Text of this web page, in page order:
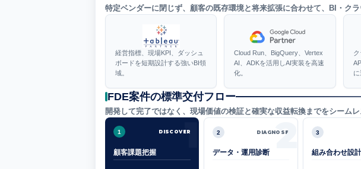
特定ベンダーに閉じず、顧客の既存環境と将来拡張に合わせて、BI・ク
経営指標、現場KPI、ダッシュ
ボードを短期設計する強いBI領
域。
Cloud Run、BigQuery、Vertex
AI、ADKを活用しAI実装を高速
化。
に
FDE案件の標準交付フロー
開発して完了ではなく、現場価値の検証と確実な収益転換までをシーム
1
1 DISCOVER
顧客課題把握 2
2 DIAGNOSE
データ・運用診断
3
組み合わせ設計